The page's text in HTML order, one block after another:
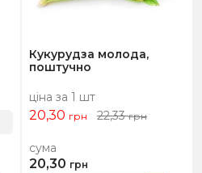
Кукурудза молода,
поштучно
ціна за 1 шт
20,30 грн 22,33грн
сума
20,30 грн